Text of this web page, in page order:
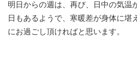
明日からの週は、再び、日中の気温
日もあるようで、寒暖差が身体に堪
にお過ごし頂ければと思います。